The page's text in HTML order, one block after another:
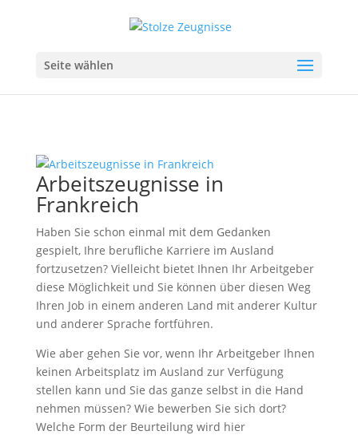
Seite wählen
Arbeitszeugnisse in
Frankreich
Haben Sie schon einmal mit dem Gedanken
gespielt, Ihre berufliche Karriere im Ausland
fortzusetzen? Vielleicht bietet Ihnen Ihr Arbeitgeber
diese Möglichkeit und Sie können über diesen Weg
Ihren Job in einem anderen Land mit anderer Kultur
und anderer Sprache fortführen.
Wie aber gehen Sie vor, wenn Ihr Arbeitgeber Ihnen
keinen Arbeitsplatz im Ausland zur Verfügung
stellen kann und Sie das ganze selbst in die Hand
nehmen müssen? Wie bewerben Sie sich dort?
Welche Form der Beurteilung wird hier